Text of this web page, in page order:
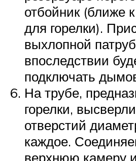
отбойник (ближе
для горелки).
выхлопной
впоследствии
подключать
На трубе,
горелки,
отверстий
каждое.
верхнюю камеру и